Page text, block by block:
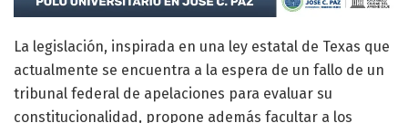
La legislación, inspirada en una ley estatal de Texas que
actualmente se encuentra a la espera de un fallo de un
tribunal federal de apelaciones para evaluar su
constitucionalidad, propone además facultar a los